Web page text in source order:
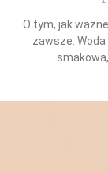
O tym, jak
zawsze.